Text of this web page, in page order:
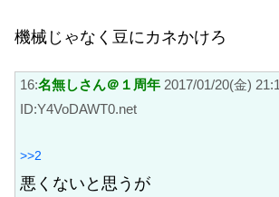
機械じゃなく豆にカネかけろ
16:名無しさん＠１周年 2017/01/20(金)
ID:Y4VoDAWT0.net
>>2
悪くないと思うが